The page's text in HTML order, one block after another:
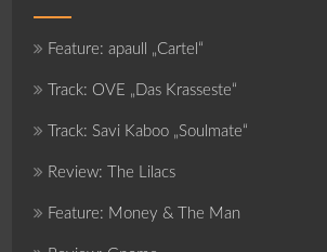
Feature: apaull „Cartel“
Track: OVE „Das Krasseste“
Track: Savi Kaboo „Soulmate“
Review: The Lilacs
Feature: Money & The Man